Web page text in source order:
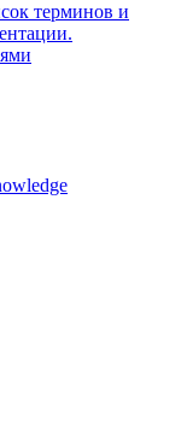
терминов и